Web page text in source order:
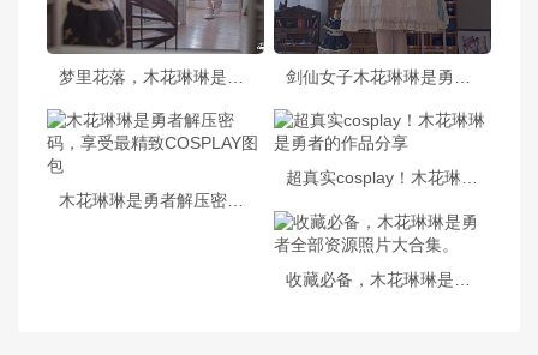
木花琳琳是勇者解压密码，享受最精致COSPLAY图包
超真实cosplay！木花琳琳是勇者的作品分享